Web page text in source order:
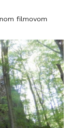
filmovom